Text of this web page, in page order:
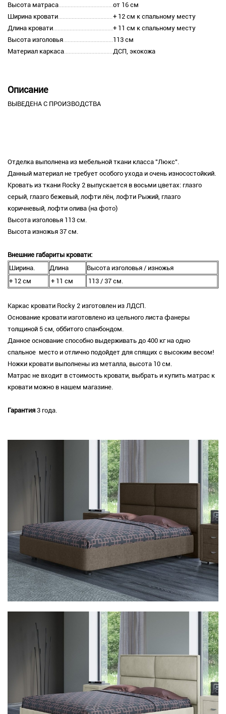
Высота матраса
от 16 см
Ширина кровати
+ 12 см к спальному месту
Длина кровати
+ 11 см к спальному месту
Высота изголовья
113 см
Материал каркаса
ДСП, экокожа
Описание
ВЫВЕДЕНА С ПРОИЗВОДСТВА
Отделка выполнена из мебельной ткани класса "Люкс".
Данный материал не требует особого ухода и очень износостойкий.
Кровать из ткани Rocky 2 выпускается в восьми цветах: глазго
серый, глазго бежевый, лофти лён, лофти Рыжий, глазго
коричневый, лофти олива (на фото)
Высота изголовья 113 см.
Высота изножья 37 см.
Внешние габариты кровати:
Ширина.
Длина
Высота изголовья / изножья
+ 12 см
+ 11 см 113 / 37 см.
Каркас кровати Rocky 2 изготовлен из ЛДСП.
Основание кровати изготовлено из цельного листа фанеры
толщиной 5 см, оббитого спанбондом.
Данное основание способно выдерживать до 400 кг на одно
спальное место и отлично подойдет для спящих с высоким весом!
Ножки кровати выполнены из металла, высота 10 см.
Матрас не входит в стоимость кровати, выбрать и купить матрас к
кровати можно в нашем магазине.
Гарантия 3 года.